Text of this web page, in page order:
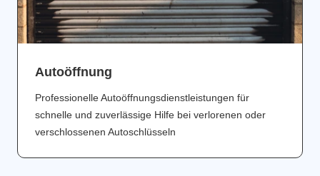
Аutoöffnung
Professionelle Autoöffnungsdienstleistungen für
schnelle und zuverlässige Hilfe bei verlorenen oder
verschlossenen Autoschlüsseln